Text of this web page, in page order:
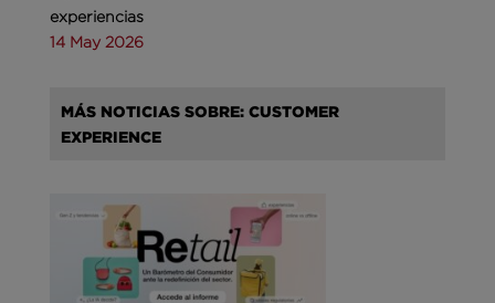
experiencias
14 May 2026
MÁS NOTICIAS SOBRE: CUSTOMER
EXPERIENCE